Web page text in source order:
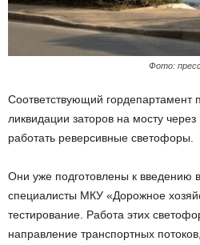
Фото:
Соответствующий гордепартамент
ликвидации заторов на мосту
работать реверсивные светофоры.
Они уже подготовлены к введению
специалисты МКУ «Дорожное
тестирование. Работа этих
направление транспортных